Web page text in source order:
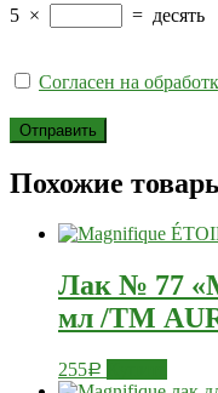
5 × = десять
Согласен на
Похожие
Лак № 77
мл /ТМ
255Р